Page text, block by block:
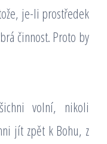
je-li prostředek
činnost. Proto by
volní, nikoli
jít zpět k Bohu, z